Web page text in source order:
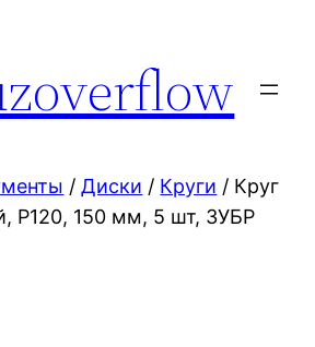
/Диски / Круги / Круг
Р120, 150 мм, 5 шт, ЗУБР